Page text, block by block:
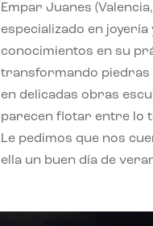
Empar Juanes
especializado en
conocimientos en su
transformando piedras
en delicadas obras
parecen flotar entre lo
Le pedimos que nos
ella un buen día de